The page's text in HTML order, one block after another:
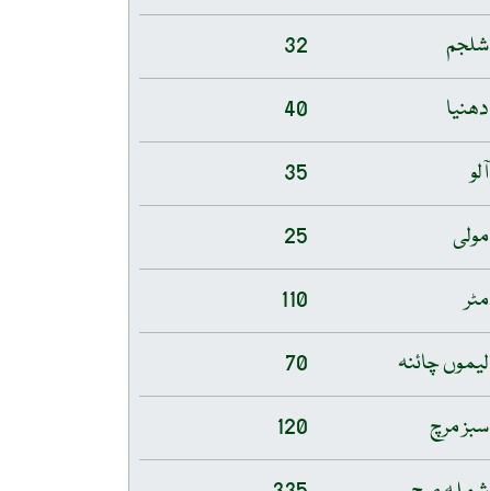
شلجم
32
دھنیا
40
آلو
35
مولی
25
مٹر
110
لیموں چائنہ
70
سبز مرچ
120